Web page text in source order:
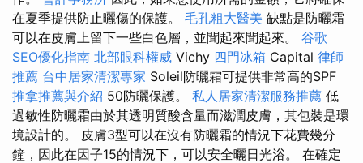
在夏季提供防止曬傷的保護。 毛孔粗大醫美 缺點是防曬霜
可以在皮膚上留下一些白色層，並聞起來聞起來。 谷歌
SEO優化指南 北部眼科權威 Vichy 四門冰箱 Capital 律師
推薦 台中居家清潔專家 Soleil防曬霜可提供非常高的SPF
推拿推薦與介紹 50防曬保護。 私人居家清潔服務推薦 低
過敏性防曬霜由於其透明質酸含量而滋潤皮膚，其包裝是環
境設計的。 皮膚3型可以在沒有防曬霜的情況下花費幾分
鐘，因此在因子15的情況下，可以安全曬日光浴。 在確定